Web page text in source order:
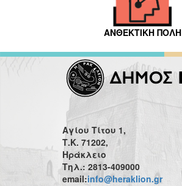
ΑΝΘΕΚΤΙΚΗ ΠΟΛΗ
Αγίου Τίτου 1,
Τ.Κ. 71202,
Ηράκλειο
Τηλ.: 2813-409000
email:info@heraklion.gr